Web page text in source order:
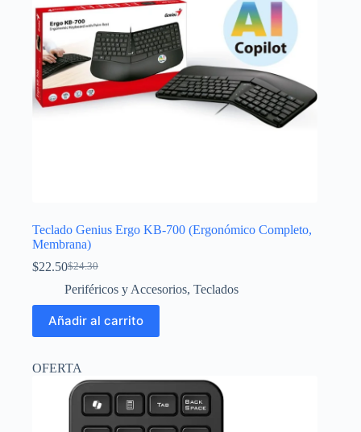
Teclado Genius Ergo KB-700 (Ergonómico Completo,
Membrana)
$24.30
El
precio
era:
$24.30.
$22.50El
precio
es:
$22.50.
Periféricos y Accesorios, Teclados
Añadir al carrito
OFERTA